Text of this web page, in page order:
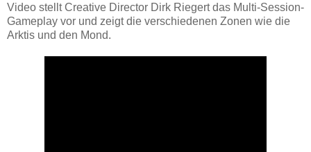
Video stellt Creative Director Dirk Riegert das Multi-Session-
Gameplay vor und zeigt die verschiedenen Zonen wie die
Arktis und den Mond.